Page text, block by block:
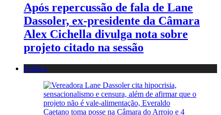
Após repercussão de fala de Lane
Dassoler, ex-presidente da Câmara
Alex Cichella divulga nota sobre
projeto citado na sessão
Política